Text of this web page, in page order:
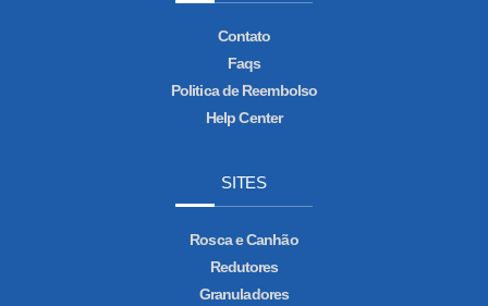
Contato
Faqs
Politica de Reembolso
Help Center
SITES
Rosca e Canhão
Redutores
Granuladores